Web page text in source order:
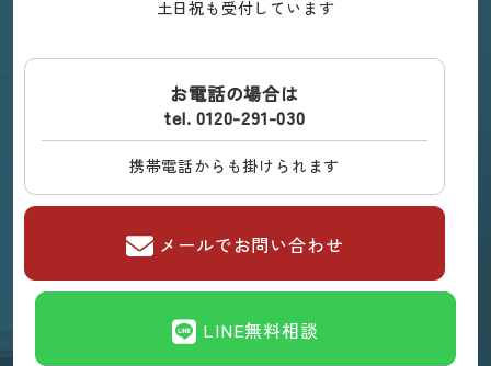
土日祝も受付しています
お電話の場合は
tel. 0120-291-030
携帯電話からも掛けられます
メールでお問い合わせ
LINE無料相談